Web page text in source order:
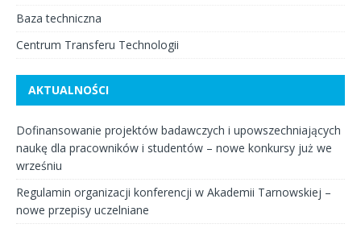
Baza techniczna
Centrum Transferu Technologii
AKTUALNOŚCI
Dofinansowanie projektów badawczych i upowszechniających
naukę dla pracowników i studentów – nowe konkursy już we
wrześniu
Regulamin organizacji konferencji w Akademii Tarnowskiej –
nowe przepisy uczelniane